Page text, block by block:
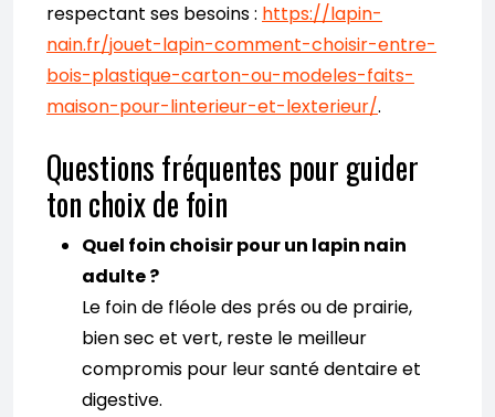
respectant ses besoins : https://lapin-
nain.fr/jouet-lapin-comment-choisir-entre-
bois-plastique-carton-ou-modeles-faits-
maison-pour-linterieur-et-lexterieur/.
Questions fréquentes pour guider
ton choix de foin
Quel foin choisir pour un lapin nain
adulte ?
Le foin de fléole des prés ou de prairie,
bien sec et vert, reste le meilleur
compromis pour leur santé dentaire et
digestive.